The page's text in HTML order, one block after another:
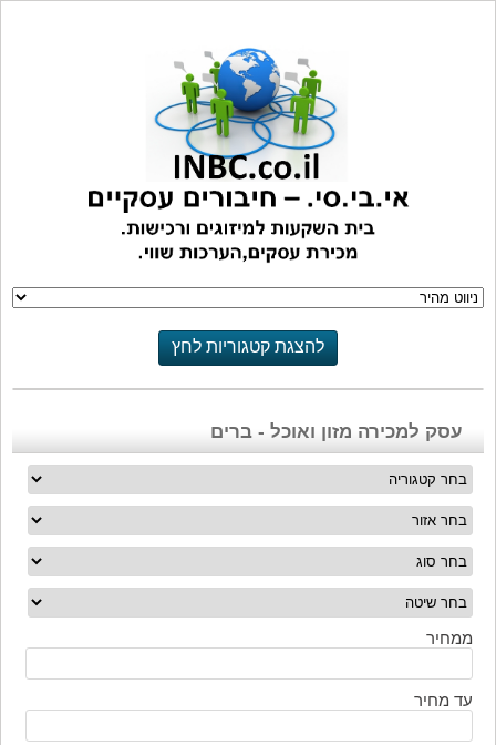
להצגת קטגוריות לחץ
עסק למכירה מזון ואוכל - ברים
ממחיר
עד מחיר